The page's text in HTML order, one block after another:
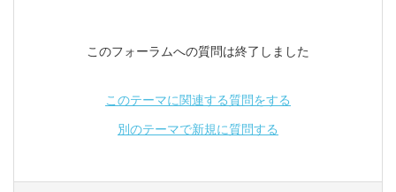
このフォーラムへの質問は終了しました
このテーマに関連する質問をする
別のテーマで新規に質問する